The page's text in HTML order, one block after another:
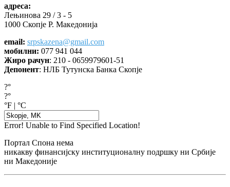
адреса:
Лењинова 29 / 3 - 5
1000 Скопје Р. Македонија
email: srpskazena@gmail.com
мобилни: 077 941 044
Жиро рачун: 210 - 0659979601-51
Депонент: НЛБ Тутунска Банка Скопје
?°
?°
°F | °C
Error! Unable to Find Specified Location!
Портал Спона нема
никакву финансијску институционалну подршку ни Србије
ни Македоније